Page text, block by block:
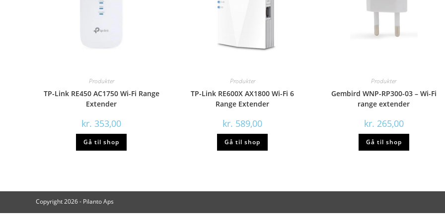
Produkter
TP-Link RE450 AC1750 Wi-Fi Range
Extender
kr. 353,00
Gå til shop
Produkter
TP-Link RE600X AX1800 Wi-Fi 6
Range Extender
kr. 589,00
Gå til shop
Produkter
Gembird WNP-RP300-03 – Wi-Fi
range extender
kr. 265,00
Gå til shop
Copyright 2026 - Pilanto Aps